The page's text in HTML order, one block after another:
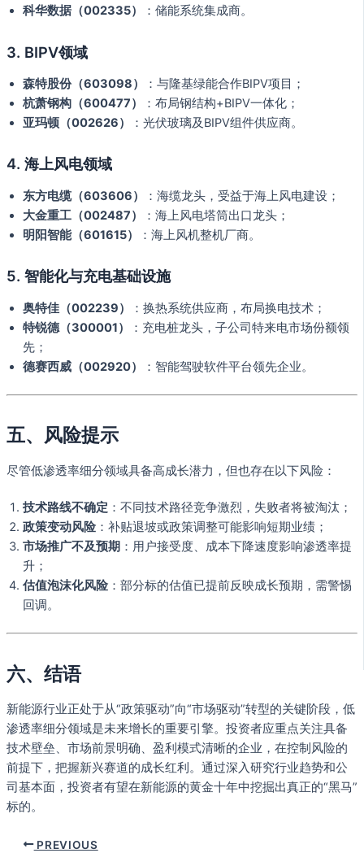
科华数据（002335）
：储能系统集成商。
3. BIPV领域
森特股份（603098）
：与隆基绿能合作BIPV项目；
杭萧钢构（600477）
：布局钢结构+BIPV一体化；
亚玛顿（002626）
：光伏玻璃及BIPV组件供应商。
4. 海上风电领域
东方电缆（603606）
：海缆龙头，受益于海上风电建设；
大金重工（002487）
：海上风电塔筒出口龙头；
明阳智能（601615）
：海上风机整机厂商。
5. 智能化与充电基础设施
奥特佳（002239）
：换热系统供应商，布局换电技术；
特锐德（300001）
：充电桩龙头，子公司特来电市场份额领
先；
德赛西威（002920）
：智能驾驶软件平台领先企业。
五、风险提示
尽管低渗透率细分领域具备高成长潜力，但也存在以下风险：
技术路线不确定 ：不同技术路径竞争激烈，失败者将被淘汰；
政策变动风险 ：补贴退坡或政策调整可能影响短期业绩；
市场推广不及预期 ：用户接受度、成本下降速度影响渗透率提
升；
估值泡沫化风险 ：部分标的估值已提前反映成长预期，需警惕
回调。
六、结语
新能源行业正处于从“政策驱动”向“市场驱动”转型的关键阶段，低
渗透率细分领域是未来增长的重要引擎。投资者应重点关注具备
技术壁垒、市场前景明确、盈利模式清晰的企业，在控制风险的
前提下，把握新兴赛道的成长红利。通过深入研究行业趋势和公
司基本面，投资者有望在新能源的黄金十年中挖掘出真正的“黑马”
标的。
PREVIOUS